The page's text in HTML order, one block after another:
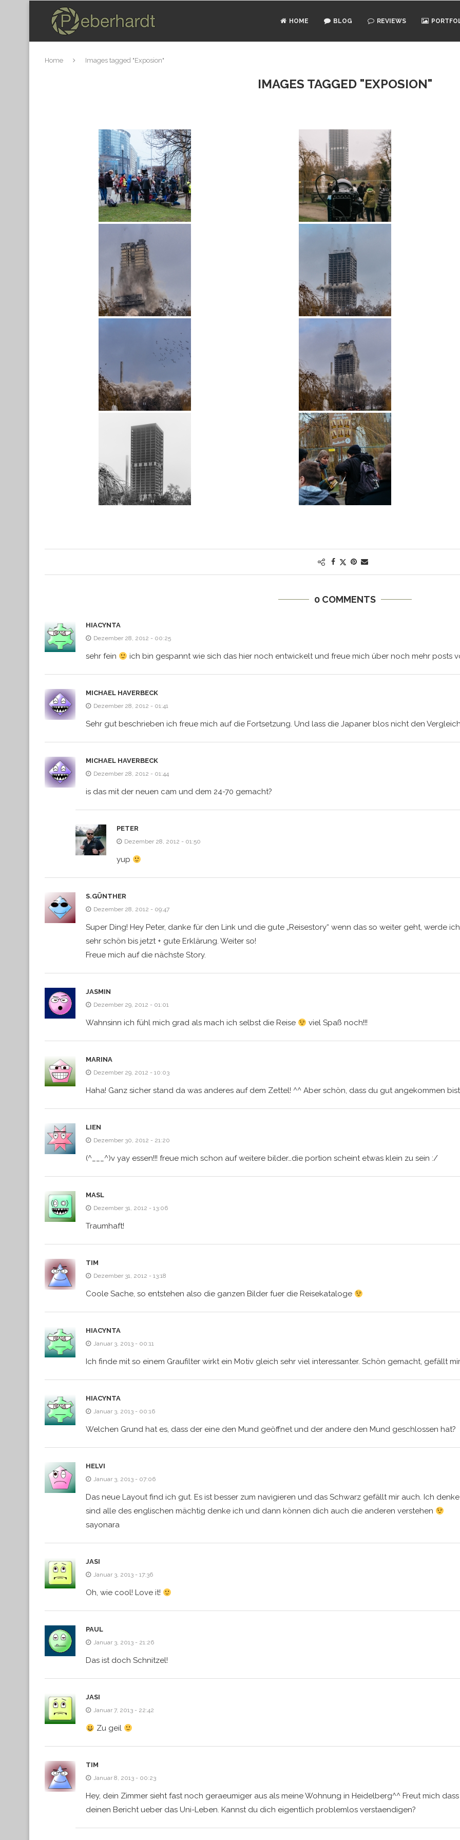
HOME BLOG REVIEWS
Home Images tagged "Exposion"
IMAGES TAGGED "EXPOSION"
0 COMMENTS
HIACYNTA
Dezember 28, 2012 - 00:25
sehr fein ich bin gespannt wie sich das hier noch entwickelt und freue mich über noch mehr posts
MICHAEL HAVERBECK
Dezember 28, 2012 - 01:41
Sehr gut beschrieben ich freue mich auf die Fortsetzung. Und lass die Japaner blos nicht den
MICHAEL HAVERBECK
Dezember 28, 2012 - 01:44
is das mit der neuen cam und dem 24-70 gemacht?
PETER
Dezember 28, 2012 - 01:50
yup
S.GÜNTHER
Dezember 28, 2012 - 09:47
Super Ding! Hey Peter, danke für den Link und die gute „Reisestory“ wenn das so weiter geht, werde
sehr schön bis jetzt + gute Erklärung. Weiter so!
Freue mich auf die nächste Story.
JASMIN
Dezember 29, 2012 - 01:01
Wahnsinn ich fühl mich grad als mach ich selbst die Reise viel Spaß noch!!!
MARINA
Dezember 29, 2012 - 10:03
Haha! Ganz sicher stand da was anderes auf dem Zettel! ^^ Aber schön, dass du gut angekommen
LIEN
Dezember 30, 2012 - 21:20
(^___^)v yay essen!!! freue mich schon auf weitere bilder…die portion scheint etwas klein zu sein :/
MASL
Dezember 31, 2012 - 13:06
Traumhaft!
TIM
Dezember 31, 2012 - 13:18
Coole Sache, so entstehen also die ganzen Bilder fuer die Reisekataloge
HIACYNTA
Januar 3, 2013 - 00:11
Ich finde mit so einem Graufilter wirkt ein Motiv gleich sehr viel interessanter. Schön gemacht, gefällt mir
HIACYNTA
Januar 3, 2013 - 00:16
Welchen Grund hat es, dass der eine den Mund geöffnet und der andere den Mund geschlossen hat?
HELVI
Januar 3, 2013 - 07:06
Das neue Layout find ich gut. Es ist besser zum navigieren und das Schwarz gefällt mir auch. Ich
sind alle des englischen mächtig denke ich und dann können dich auch die anderen verstehen
sayonara
JASI
Januar 3, 2013 - 17:36
Oh, wie cool! Love it!
PAUL
Januar 3, 2013 - 21:26
Das ist doch Schnitzel!
JASI
Januar 7, 2013 - 22:42
Zu geil
TIM
Januar 8, 2013 - 00:23
Hey, dein Zimmer sieht fast noch geraeumiger aus als meine Wohnung in Heidelberg^^ Freut mich
deinen Bericht ueber das Uni-Leben. Kannst du dich eigentlich problemlos verstaendigen?